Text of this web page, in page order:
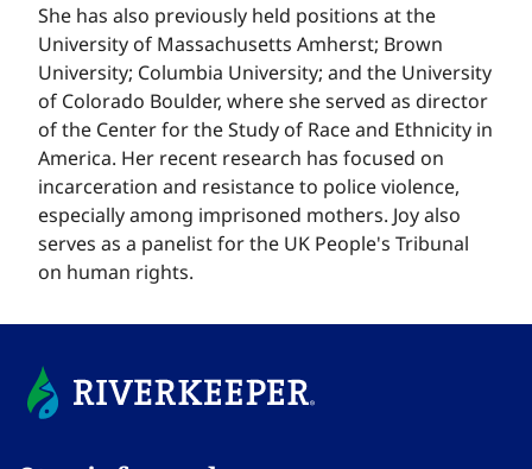
She has also previously held positions at the
University of Massachusetts Amherst; Brown
University; Columbia University; and the University
of Colorado Boulder, where she served as director
of the Center for the Study of Race and Ethnicity in
America. Her recent research has focused on
incarceration and resistance to police violence,
especially among imprisoned mothers. Joy also
serves as a panelist for the UK People's Tribunal
on human rights.​​​​‌ ‍ ​‍​‍‌‍ ‌ ​‍‌‍‍‌‌‍‌ ‌‍‍‌‌‍ ‍​‍​‍​ ‍‍​‍​‍‌ ​ ‌‍​‌‌‍ ‍‌‍‍‌‌ ‌​‌ ‍‌​‍ ‍‌‍‍‌‌‍ ​‍​‍​‍ ​​‍​‍‌‍‍​‌ ​‍‌‍‌‌‌‍‌‍​‍​‍​ ‍‍​‍​‍‌‍‍​‌ ‌​‌ ‌​‌ ​​‌ ​ ​ ‍‍​‍ ​‍ ‌‍​ ‌‍ ‌‌ ​ ​‍ ‍‌‍ ‌‌‍​‌‌‍‍‌‌‍ ‍​‍ ‍​ ​‍​ ​​​ ​‍​ ‌​‌ ​‍‌‍‌‌‌‍‌​‌‍‌‌‌ ​ ‌‍‍‌‌‍‌ ‌‍ ‍​‍ ‍‌ ​‍‌‍‍‌‌ ‌‍‌‍‌‌‌ ​‍‌‍‍ ‌‍‌‌‌‍‌‌‌ ​​‌‍‌‌‌ ​‍​‍ ‍‌‍ ‌ ​‍‌‍‌ ​‍ ‌‍‍‌‌‍ ‍‌ ‌​‌‍‌‌‌‍ ‍‌ ‌​​‍ ‌‍‌‌‌‍‌​‌‍‍‌‌ ‌​​‍ ‌‍ ‌‌‍ ‌‍‌​‌‍‌‌​ ‌‌ ​​‌ ​‍‌‍‌‌‌ ​ ‌‍‌‌‌‍ ‍‌ ‌​‌‍​‌‌ ‌​‌‍‍‌‌‍ ‌‍ ‍​ ‍ ‌‍‍‌‌‍‌​​ ‌‌‍‌​​ ​‌​ ‌​‌‍​‌‌‍​ ‌‍​‌​ ‌​‌‍‌‍​‍ ‌‌‍​‌​ ‌ ‌‍‌‌​ ‌‌​‍ ‌​ ‌​​ ​​‌‍‌​​ ‌ ​‍ ‌‌‍​‍‌‍‌‍​ ‌‌‌‍‌‍​‍ ‌​ ​ ​ ‌‍​ ‌‍‌‍​‍​ ​ ‌‍​ ​ ‌‌​ ‌ ‌‍​ ‌‍​ ‌‍​‍​ ‌‌​ ‍ ‌ ‌​‌ ‍‌‌ ​​‌‍‌‌​ ‌‌ ​​‌‍‌‌‌ ​‍‌ ​ ‌‍ ‌‍ ‍​ ‍ ‌ ​​‌‍​‌‌ ‌​‌‍‍​​ ‌‌‍​ ‌‍ ‌‍ ‍‌ ‌​‌‍‌‌‌‍ ‍‌ ‌​​‍‌‌​ ‌‌‌​​‍‌‌ ‌‍‍ ‌‍‌‌‌ ‍‌​‍‌‌​ ​ ‌​‌​​‍‌‌​ ​ ‌​‌​​‍‌‌​ ​‍​ ​‍​ ‍‌​ ‌‍​ ​ ​ ‍‌​ ‌​​ ‍​‌‍‌​​ ‌‍​ ​‌‌‍​ ​ ‍‌‌‍​‌​‍‌‌​ ​‍​ ​‍​‍‌‌​ ‌‌‌​‌​​‍ ‍‌‍​ ‌‍‍​‌‍‍‌‌‍ ​‌‍‌​‌ ​‍‌‍‌‌‌‍ ‍​‍‌‌​ ‌‌‌​​‍‌‌ ‌‍‍ ‌‍‌‌‌ ‍‌​‍‌‌​ ​ ‌​‌​​‍‌‌​ ​ ‌​‌​​‍‌‌​ ​‍​ ​‍​ ‌‌​ ‌​​ ‌‌​ ‌‌‌‍​‌​ ​ ​ ‌​​ ‍‌​ ‍​​ ‍‌‌‍​‌​ ​‌​‍‌‌​ ​‍​ ​‍​‍‌‌​ ‌‌‌​‌​​‍ ‍‌ ‌​‌‍‌‌‌ ‍​‌ ‌​​ ‌‍​‍‌‍​‌‌ ​ ‌‍‌‌‌‌‌‌‌ ​‍‌‍ ​​ ‌‌‍‍​‌ ‌​‌ ‌​‌ ​​‌ ​ ​‍‌‌​ ​ ‌​​‌​‍‌‌​ ​‍‌​‌‍​‍‌‌​ ​‍‌​‌‍‌‍​ ‌‍ ‌‌ ​ ​‍ ‍‌‍ ‌‌‍​‌‌‍‍‌‌‍ ‍​‍ ‍​ ​‍​ ​​​ ​‍​ ‌​‌ ​‍‌‍‌‌‌‍‌​‌‍‌‌‌ ​ ‌‍‍‌‌‍‌ ‌‍ ‍​‍ ‍‌ ​‍‌‍‍‌‌ ‌‍‌‍‌‌‌ ​‍‌‍‍ ‌‍‌‌‌‍‌‌‌ ​​‌‍‌‌‌ ​‍​‍ ‍‌‍ ‌ ​‍‌‍‌ ​‍‌‍‌‍‍‌‌‍‌​​ ‌‌‍‌​​ ​‌​ ‌​‌‍​‌‌‍​ ‌‍​‌​ ‌​‌‍‌‍​‍ ‌‌‍​‌​ ‌ ‌‍‌‌​ ‌‌​‍ ‌​ ‌​​ ​​‌‍‌​​ ‌ ​‍ ‌‌‍​‍‌‍‌‍​ ‌‌‌‍‌‍​‍ ‌​ ​ ​ ‌‍​ ‌‍‌‍​‍​ ​ ‌‍​ ​ ‌‌​ ‌ ‌‍​ ‌‍​ ‌‍​‍​ ‌‌​‍‌‍‌ ‌​‌ ‍‌‌ ​​‌‍‌‌​ ‌‌ ​​‌‍‌‌‌ ​‍‌ ​ ‌‍ ‌‍ ‍​‍‌‍‌ ​​‌‍​‌‌ ‌​‌‍‍​​ ‌‌‍​ ‌‍ ‌‍ ‍‌ ‌​‌‍‌‌‌‍ ‍‌ ‌​​‍‌‌​ ‌‌‌​​‍‌‌ ‌‍‍ ‌‍‌‌‌ ‍‌​‍‌‌​ ​ ‌​‌​​‍‌‌​ ​ ‌​‌​​‍‌‌​ ​‍​ ​‍​ ‍‌​ ‌‍​ ​ ​ ‍‌​ ‌​​ ‍​‌‍‌​​ ‌‍​ ​‌‌‍​ ​ ‍‌‌‍​‌​‍‌‌​ ​‍​ ​‍​‍‌‌​ ‌‌‌​‌​​‍ ‍‌‍​ ‌‍‍​‌‍‍‌‌‍ ​‌‍‌​‌ ​‍‌‍‌‌‌‍ ‍​‍‌‌​ ‌‌‌​​‍‌‌ ‌‍‍ ‌‍‌‌‌ ‍‌​‍‌‌​ ​ ‌​‌​​‍‌‌​ ​ ‌​‌​​‍‌‌​ ​‍​ ​‍​ ‌‌​ ‌​​ ‌‌​ ‌‌‌‍​‌​ ​ ​ ‌​​ ‍‌​ ‍​​ ‍‌‌‍​‌​ ​‌​‍‌‌​ ​‍​ ​‍​‍‌‌​ ‌‌‌​‌​​‍ ‍‌ ‌​‌‍‌‌‌ ‍​‌ ‌​​‍‌‍‌ ​​‌‍‌‌‌ ​‍‌ ​ ‌ ​​‌‍‌‌‌‍​ ‌ ‌​‌‍‍‌‌ ‌‍‌‍‌‌​ ‌‌ ​​‌ ‌‌‌‍​‍‌‍ ​‌‍‍‌‌ ​ ‌‍‍​‌‍‌‌‌‍‌​​‍​‍‌ ‌